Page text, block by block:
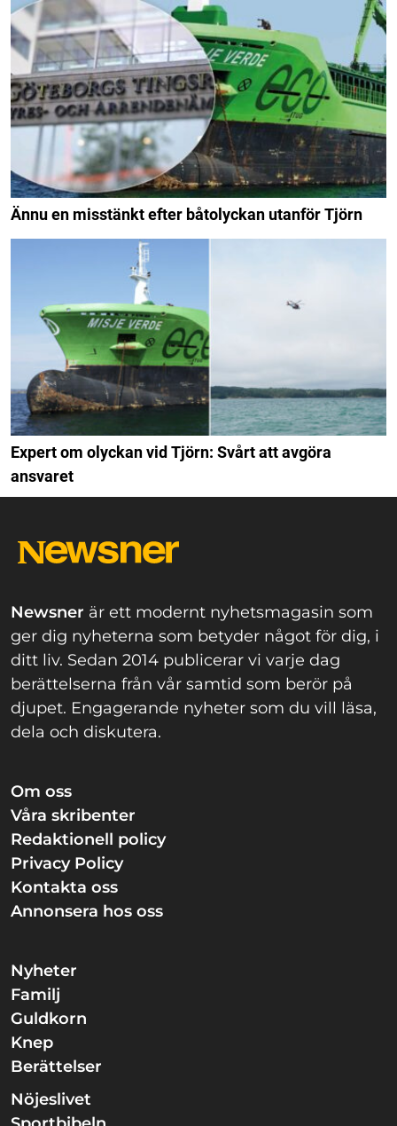
Ännu en misstänkt efter båtolyckan utanför Tjörn
Expert om olyckan vid Tjörn: Svårt att avgöra
ansvaret
Newsner är ett modernt nyhetsmagasin som
ger dig nyheterna som betyder något för dig, i
ditt liv. Sedan 2014 publicerar vi varje dag
berättelserna från vår samtid som berör på
djupet. Engagerande nyheter som du vill läsa,
dela och diskutera.
Om oss
Våra skribenter
Redaktionell policy
Privacy Policy
Kontakta oss
Annonsera hos oss
Nyheter
Familj
Guldkorn
Knep
Berättelser
Nöjeslivet